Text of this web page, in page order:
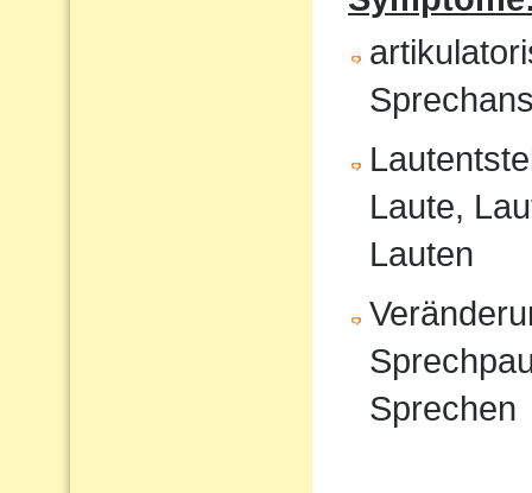
Laute,
Lauten
Sprechen